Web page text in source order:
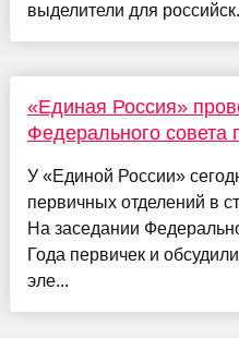
выделители для
«Единая Россия»
Федерального совета
У «Единой России»
первичных отделений в
На заседании
Года первичек и
эле...